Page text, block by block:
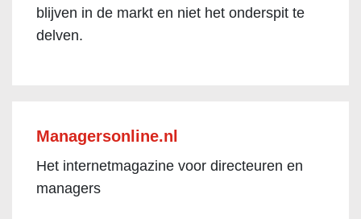
blijven in de markt en niet het onderspit te
delven.
Managersonline.nl
Het internetmagazine voor directeuren en
managers